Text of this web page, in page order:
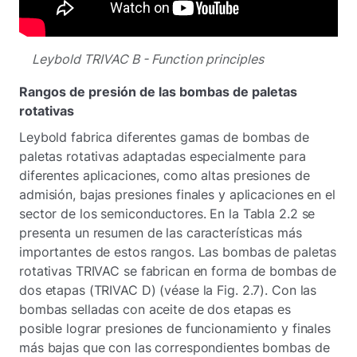
Leybold TRIVAC B - Function principles
Rangos de presión de las bombas de paletas
rotativas
Leybold fabrica diferentes gamas de bombas de
paletas rotativas adaptadas especialmente para
diferentes aplicaciones, como altas presiones de
admisión, bajas presiones finales y aplicaciones en el
sector de los semiconductores. En la Tabla 2.2 se
presenta un resumen de las características más
importantes de estos rangos. Las bombas de paletas
rotativas TRIVAC se fabrican en forma de bombas de
dos etapas (TRIVAC D) (véase la Fig. 2.7). Con las
bombas selladas con aceite de dos etapas es
posible lograr presiones de funcionamiento y finales
más bajas que con las correspondientes bombas de